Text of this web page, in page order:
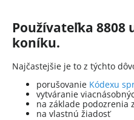
Používateľka 8808
koníku.
Najčastejšie je to z týchto
porušovanie Kódexu
vytváranie
na základe podozrenia
na vlastnú žiadosť